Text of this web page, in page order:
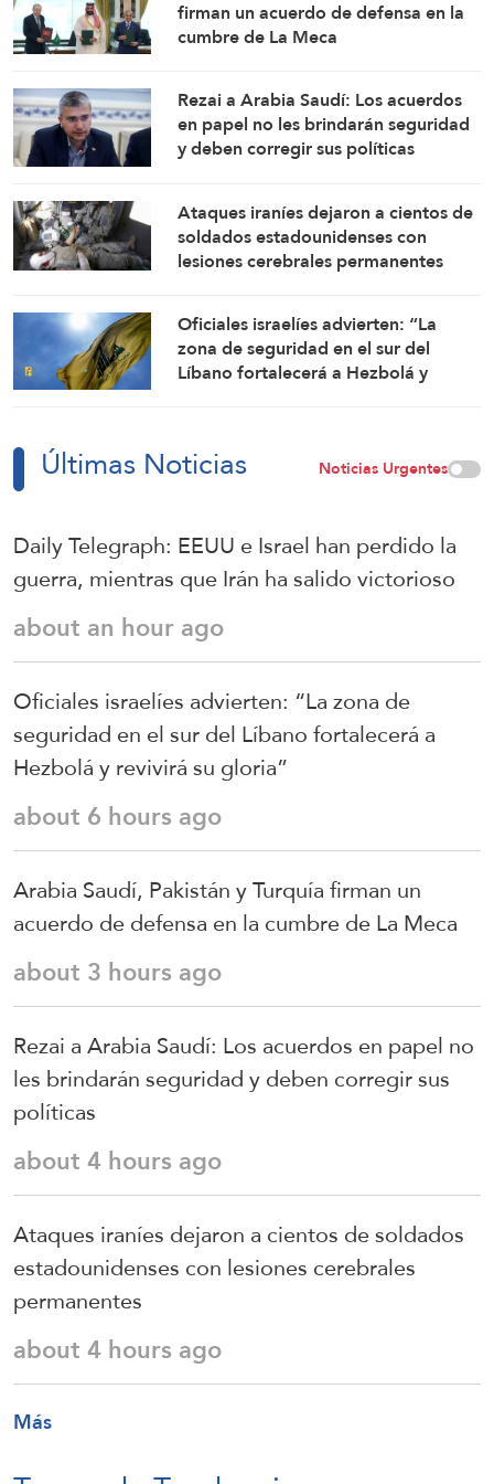
firman un acuerdo de defensa en la
cumbre de La Meca
Rezai a Arabia Saudí: Los acuerdos
en papel no les brindarán seguridad
y deben corregir sus políticas
Ataques iraníes dejaron a cientos de
soldados estadounidenses con
lesiones cerebrales permanentes
Oficiales israelíes advierten: “La
zona de seguridad en el sur del
Líbano fortalecerá a Hezbolá y
Últimas Noticias Noticias Urgentes
Daily Telegraph: EEUU e Israel han perdido la
guerra, mientras que Irán ha salido victorioso
about an hour ago
Oficiales israelíes advierten: “La zona de
seguridad en el sur del Líbano fortalecerá a
Hezbolá y revivirá su gloria”
about 6 hours ago
Arabia Saudí, Pakistán y Turquía firman un
acuerdo de defensa en la cumbre de La Meca
about 3 hours ago
Rezai a Arabia Saudí: Los acuerdos en papel no
les brindarán seguridad y deben corregir sus
políticas
about 4 hours ago
Ataques iraníes dejaron a cientos de soldados
estadounidenses con lesiones cerebrales
permanentes
about 4 hours ago
Más